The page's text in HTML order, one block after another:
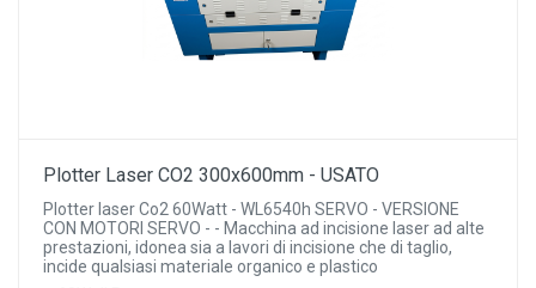
Plotter Laser CO2 300x600mm - USATO
Plotter laser Co2 60Watt - WL6540h SERVO - VERSIONE
CON MOTORI SERVO - - Macchina ad incisione laser ad alte
prestazioni, idonea sia a lavori di incisione che di taglio,
incide qualsiasi materiale organico e plastico